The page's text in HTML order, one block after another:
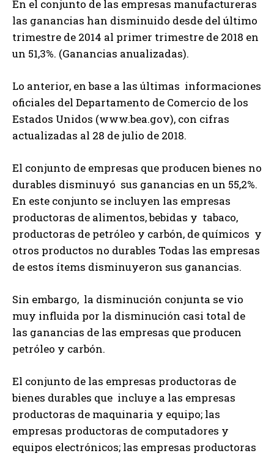
En el conjunto de las empresas manufactureras
las ganancias han disminuido desde del último
trimestre de 2014 al primer trimestre de 2018 en
un 51,3%. (Ganancias anualizadas).
Lo anterior, en base a las últimas informaciones
oficiales del Departamento de Comercio de los
Estados Unidos (www.bea.gov), con cifras
actualizadas al 28 de julio de 2018.
El conjunto de empresas que producen bienes no
durables disminuyó sus ganancias en un 55,2%.
En este conjunto se incluyen las empresas
productoras de alimentos, bebidas y tabaco,
productoras de petróleo y carbón, de químicos y
otros productos no durables Todas las empresas
de estos ítems disminuyeron sus ganancias.
Sin embargo, la disminución conjunta se vio
muy influida por la disminución casi total de
las ganancias de las empresas que producen
petróleo y carbón.
El conjunto de las empresas productoras de
bienes durables que incluye a las empresas
productoras de maquinaria y equipo; las
empresas productoras de computadores y
equipos electrónicos; las empresas productoras